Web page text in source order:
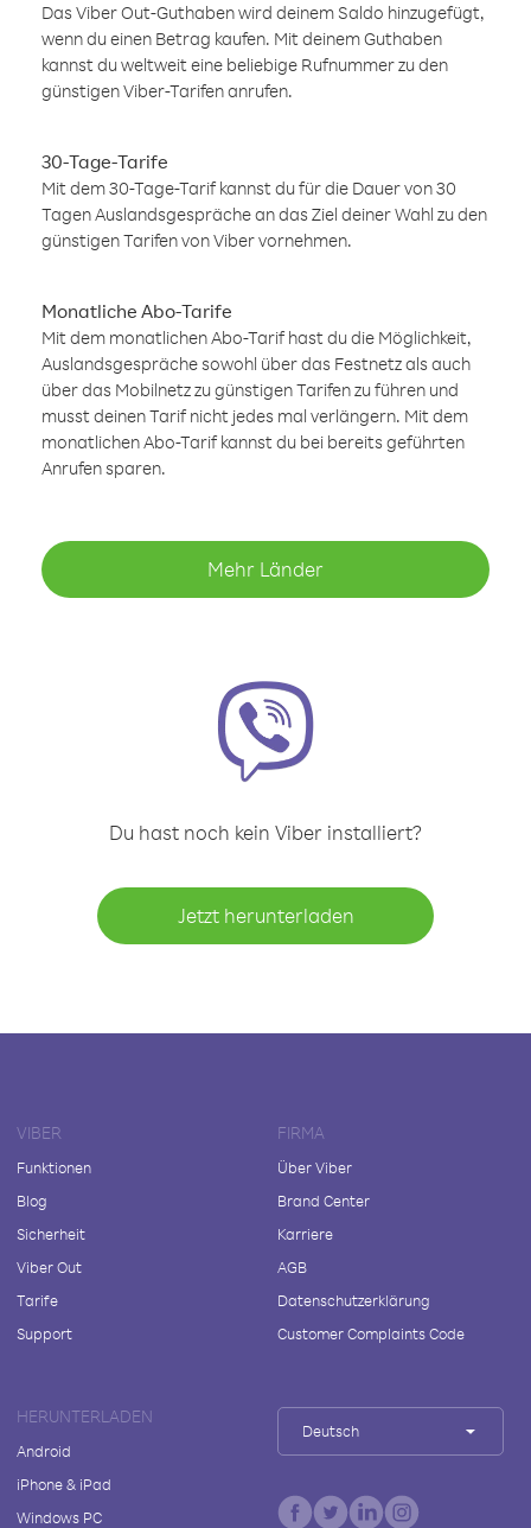
Das Viber Out-Guthaben wird deinem Saldo hinzugefügt,
wenn du einen Betrag kaufen. Mit deinem Guthaben
kannst du weltweit eine beliebige Rufnummer zu den
günstigen Viber-Tarifen anrufen.
30-Tage-Tarife
Mit dem 30-Tage-Tarif kannst du für die Dauer von 30
Tagen Auslandsgespräche an das Ziel deiner Wahl zu den
günstigen Tarifen von Viber vornehmen.
Monatliche Abo-Tarife
Mit dem monatlichen Abo-Tarif hast du die Möglichkeit,
Auslandsgespräche sowohl über das Festnetz als auch
über das Mobilnetz zu günstigen Tarifen zu führen und
musst deinen Tarif nicht jedes mal verlängern. Mit dem
monatlichen Abo-Tarif kannst du bei bereits geführten
Anrufen sparen.
Mehr Länder
Du hast noch kein Viber installiert?
Jetzt herunterladen
VIBER
Funktionen
Blog
Sicherheit
Viber Out
Tarife
Support
FIRMA
Über Viber
Brand Center
Karriere
AGB
Datenschutzerklärung
Customer Complaints Code
HERUNTERLADEN
Android
iPhone & iPad
Windows PC
Deutsch